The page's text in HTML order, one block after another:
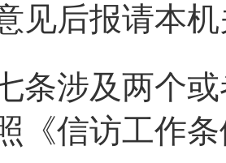
见后报请本
涉及两个或
《信访工作